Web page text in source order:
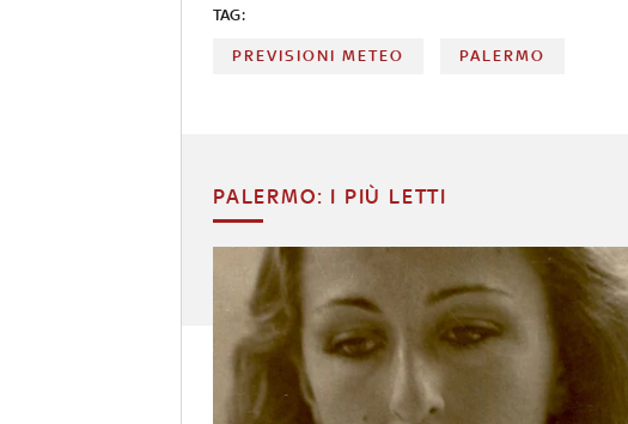
TAG:
PREVISIONI METEO PALERMO
PALERMO: I PIÙ LETTI